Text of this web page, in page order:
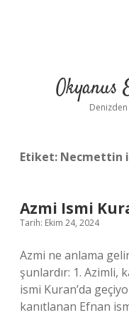
Etiket: Necmettin
Azmi Ismi
Tarih: Ekim 24, 2024
Azmi ne anlama
şunlardır: 1. Azimli,
ismi Kuran’da
kanıtlanan Efnan